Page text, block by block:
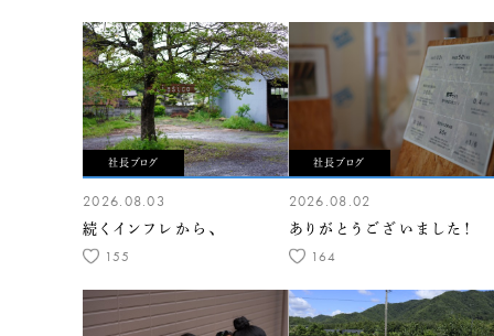
社長ブログ
2026.08.03
続くインフレから、
155
社長ブログ
2026.08.02
ありがとうございました！
164